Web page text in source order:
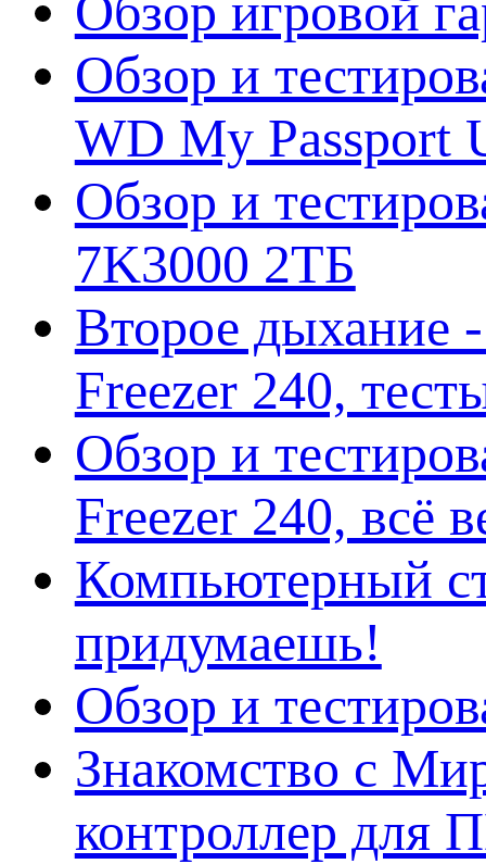
Обзор игровой
Обзор и
WD My Passport
Обзор и
7K3000 2ТБ
Второе дыхание
Freezer 240,
Обзор и
Freezer 240, всё
Компьютерный
придумаешь!
Обзор и
Знакомство с
контроллер для